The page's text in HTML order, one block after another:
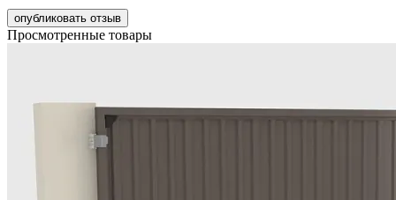
опубликовать отзыв
Просмотренные товары